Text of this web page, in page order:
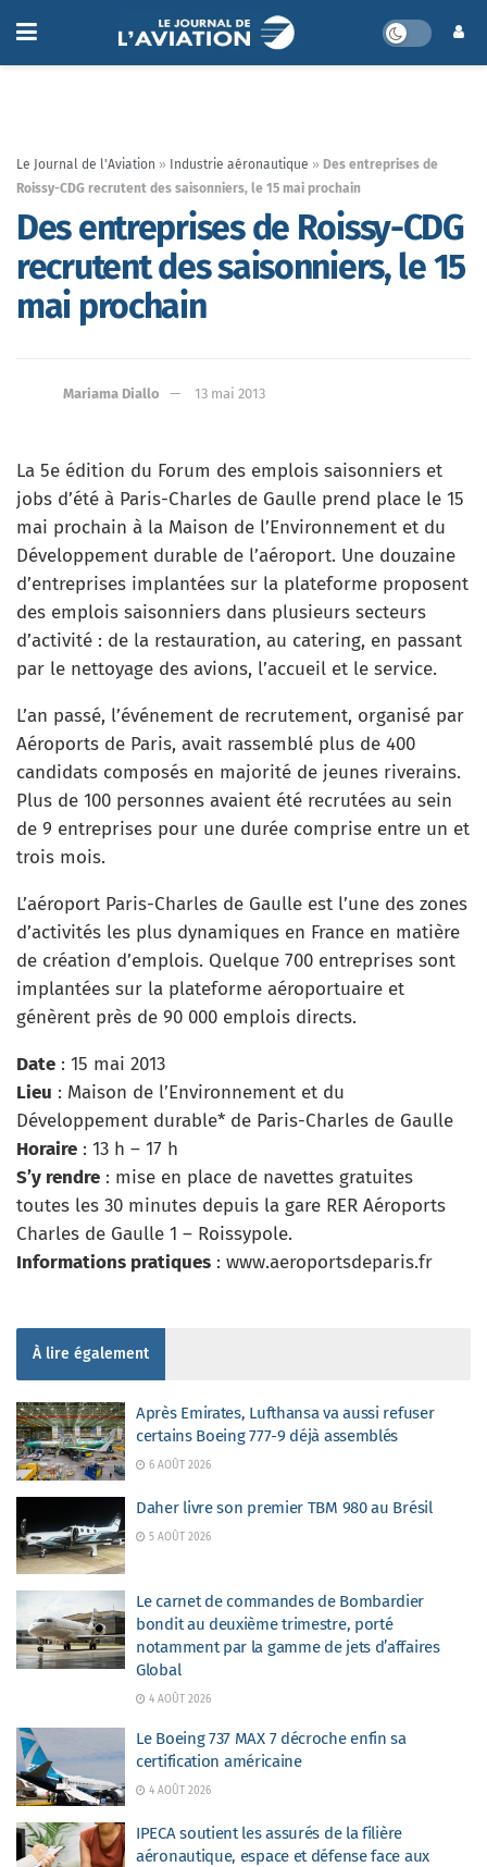
Le Journal de l'Aviation » Industrie aéronautique » Des entreprises de
Roissy-CDG recrutent des saisonniers, le 15 mai prochain
Des entreprises de Roissy-CDG
recrutent des saisonniers, le 15
mai prochain
Mariama Diallo 13 mai 2013
La 5e édition du Forum des emplois saisonniers et
jobs d’été à Paris-Charles de Gaulle prend place le 15
mai prochain à la Maison de l’Environnement et du
Développement durable de l’aéroport. Une douzaine
d’entreprises implantées sur la plateforme proposent
des emplois saisonniers dans plusieurs secteurs
d’activité : de la restauration, au catering, en passant
par le nettoyage des avions, l’accueil et le service.
L’an passé, l’événement de recrutement, organisé par
Aéroports de Paris, avait rassemblé plus de 400
candidats composés en majorité de jeunes riverains.
Plus de 100 personnes avaient été recrutées au sein
de 9 entreprises pour une durée comprise entre un et
trois mois.
L’aéroport Paris-Charles de Gaulle est l’une des zones
d’activités les plus dynamiques en France en matière
de création d’emplois. Quelque 700 entreprises sont
implantées sur la plateforme aéroportuaire et
génèrent près de 90 000 emplois directs.
Date : 15 mai 2013
Lieu : Maison de l’Environnement et du
Développement durable* de Paris-Charles de Gaulle
Horaire : 13 h – 17 h
S’y rendre : mise en place de navettes gratuites
toutes les 30 minutes depuis la gare RER Aéroports
Charles de Gaulle 1 – Roissypole.
Informations pratiques : www.aeroportsdeparis.fr
À lire également
Après Emirates, Lufthansa va aussi refuser
certains Boeing 777-9 déjà assemblés
6 AOÛT 2026
Daher livre son premier TBM 980 au Brésil
5 AOÛT 2026
Le carnet de commandes de Bombardier
bondit au deuxième trimestre, porté
notamment par la gamme de jets d’affaires
Global
4 AOÛT 2026
Le Boeing 737 MAX 7 décroche enfin sa
certification américaine
4 AOÛT 2026
IPECA soutient les assurés de la filière
aéronautique, espace et défense face aux